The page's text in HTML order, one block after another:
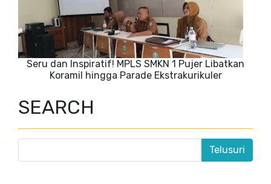
Seru dan Inspiratif! MPLS SMKN 1 Pujer Libatkan
Koramil hingga Parade Ekstrakurikuler
SEARCH